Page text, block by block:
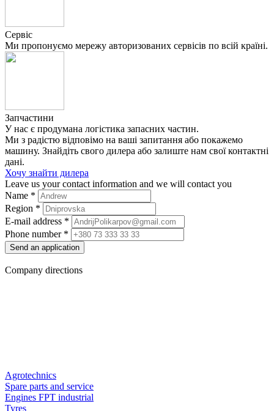
Сервіс
Ми пропонуємо мережу авторизованих сервісів по всій країні.
Запчастини
У нас є продумана логістика запасних частин.
Ми з радістю відповімо на ваші запитання або покажемо
машину. Знайдіть свого дилера або залиште нам свої контактні
дані.
Хочу знайти дилера
Leave us your contact information and we will contact you
Name *
Region *
E-mail address *
Phone number *
Send an application
Company directions
Agrotechnics
Spare parts and service
Engines FPT industrial
Tyres